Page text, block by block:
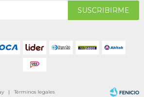
SUSCRIBIRME
|Términos legales